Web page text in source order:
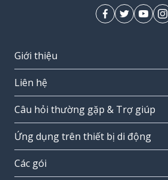
Giới thiệu
Liên hệ
Câu hỏi thường gặp & Trợ giúp
Ứng dụng trên thiết bị di động
Các gói